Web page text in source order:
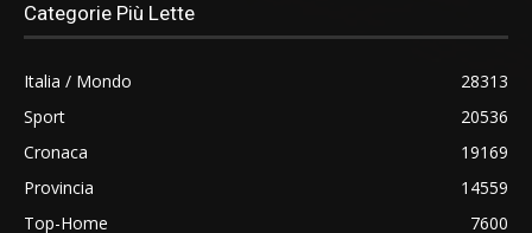
Categorie Più Lette
Italia / Mondo
28313
Sport
20536
Cronaca
19169
Provincia
14559
Top-Home
7600